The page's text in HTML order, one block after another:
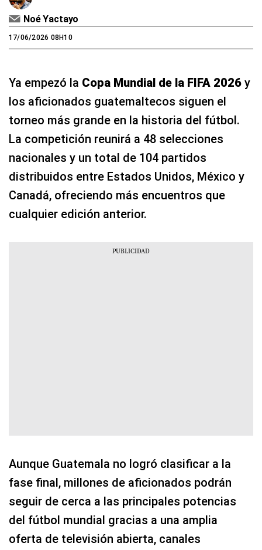
Noé Yactayo
17/06/2026 08H10
Ya empezó la Copa Mundial de la FIFA 2026 y
los aficionados guatemaltecos siguen el
torneo más grande en la historia del fútbol.
La competición reunirá a 48 selecciones
nacionales y un total de 104 partidos
distribuidos entre Estados Unidos, México y
Canadá, ofreciendo más encuentros que
cualquier edición anterior.
Aunque Guatemala no logró clasificar a la
fase final, millones de aficionados podrán
seguir de cerca a las principales potencias
del fútbol mundial gracias a una amplia
oferta de televisión abierta, canales